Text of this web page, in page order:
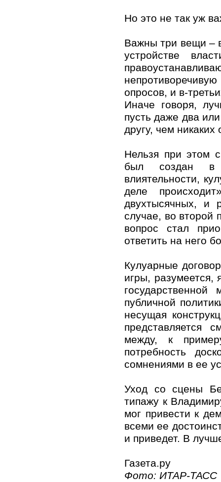
Но это не так уж
Важны три вещи –
устройстве
опросов, и в-
Иначе говоря,
пусть даже два
другу, чем
Нельзя при этом
был создан в
влиятельности,
деле
двухтысячных, и
случае, во второй
вопрос стал
ответить на него
Кулуарные
игры,
публичной
несущая
представляется
между, к
потребность
сомнениями в ее
Уход со сцены
типажу к
мог привести к
всеми ее
и приведет. В
Газета.ру
Фото: ИТАР-ТАСС